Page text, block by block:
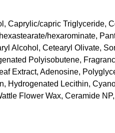
Caprylic/capric Triglyceride,
hexarominate,
Alcohol, Cetearyl Olivate,
Polyisobutene,
Extract, Adenosine,
Lecithin,
Flower Wax, Ceramide